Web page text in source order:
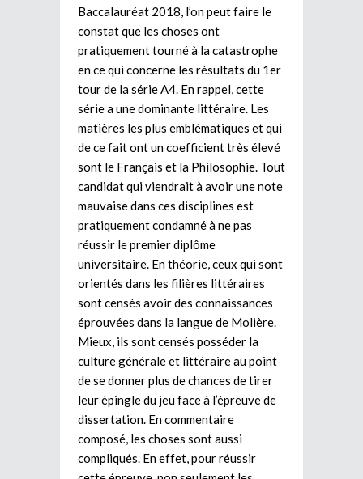
Baccalauréat 2018, l’on peut faire le
constat que les choses ont
pratiquement tourné à la catastrophe
en ce qui concerne les résultats du 1er
tour de la série A4. En rappel, cette
série a une dominante littéraire. Les
matières les plus emblématiques et qui
de ce fait ont un coefficient très élevé
sont le Français et la Philosophie. Tout
candidat qui viendrait à avoir une note
mauvaise dans ces disciplines est
pratiquement condamné à ne pas
réussir le premier diplôme
universitaire. En théorie, ceux qui sont
orientés dans les filières littéraires
sont censés avoir des connaissances
éprouvées dans la langue de Molière.
Mieux, ils sont censés posséder la
culture générale et littéraire au point
de se donner plus de chances de tirer
leur épingle du jeu face à l’épreuve de
dissertation. En commentaire
composé, les choses sont aussi
compliqués. En effet, pour réussir